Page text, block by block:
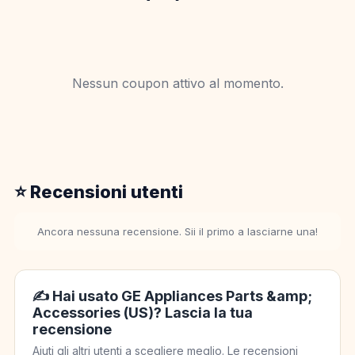
Nessun coupon attivo al momento.
⭐ Recensioni utenti
Ancora nessuna recensione. Sii il primo a lasciarne una!
✍️ Hai usato GE Appliances Parts &amp;
Accessories (US)? Lascia la tua
recensione
Aiuti gli altri utenti a scegliere meglio. Le recensioni